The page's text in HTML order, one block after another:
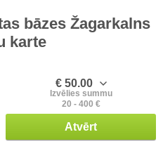
bāzes Žagarkalns
karte
€ 50.00
Izvēlies summu
20 - 400 €
Atvērt